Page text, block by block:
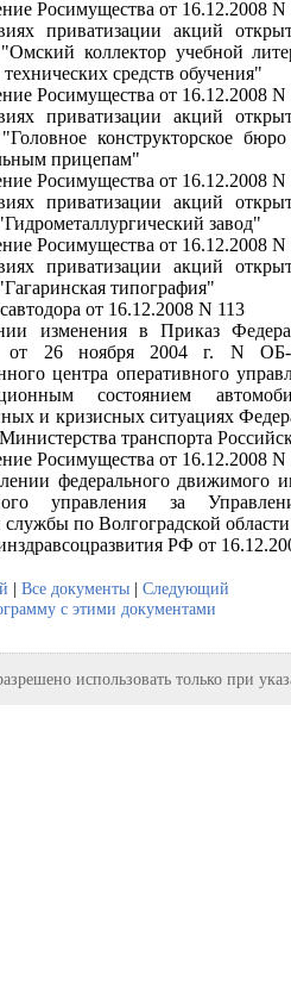
Росимущества от 16.12.2008 N
приватизации акций
коллектор учебной
средств обучения"
Росимущества от 16.12.2008 N
приватизации акций
конструкторское
прицепам"
Росимущества от 16.12.2008 N
приватизации акций
завод"
Росимущества от 16.12.2008 N
приватизации акций
типография"
от 16.12.2008 N 113
изменения в Приказ
от 26 ноября 2004 г. N
центра оперативного
состоянием
и кризисных ситуациях
Министерства транспорта
Росимущества от 16.12.2008 N
федерального движимого
управления за
службы по Волгоградской
РФ от
|Все документы |Следующий
с этими документами
использовать только при